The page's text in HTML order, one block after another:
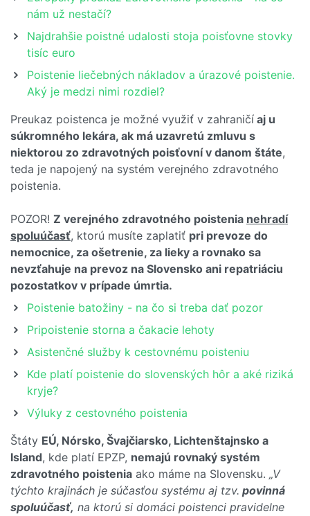
nám už nestačí?
Najdrahšie poistné udalosti stoja poisťovne stovky
tisíc euro
Poistenie liečebných nákladov a úrazové poistenie.
Aký je medzi nimi rozdiel?
Preukaz poistenca je možné využiť v zahraničí aj u
súkromného lekára, ak má uzavretú zmluvu s
niektorou zo zdravotných poisťovní v danom štáte,
teda je napojený na systém verejného zdravotného
poistenia.
POZOR! Z verejného zdravotného poistenia nehradí
spoluúčasť, ktorú musíte zaplatiť pri prevoze do
nemocnice, za ošetrenie, za lieky a rovnako sa
nevzťahuje na prevoz na Slovensko ani repatriáciu
pozostatkov v prípade úmrtia.
Poistenie batožiny - na čo si treba dať pozor
Pripoistenie storna a čakacie lehoty
Asistenčné služby k cestovnému poisteniu
Kde platí poistenie do slovenských hôr a aké riziká
kryje?
Výluky z cestovného poistenia
Štáty EÚ, Nórsko, Švajčiarsko, Lichtenštajnsko a
Island, kde platí EPZP, nemajú rovnaký systém
zdravotného poistenia ako máme na Slovensku. „V
týchto krajinách je súčasťou systému aj tzv. povinná
spoluúčasť, na ktorú si domáci poistenci pravidelne